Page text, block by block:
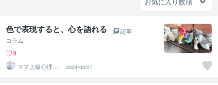
色で表現すると、心を語れる
記事
コラム
8
ママ上級心理カ
ウンセラーれれ
が聞きます
2024/03/07